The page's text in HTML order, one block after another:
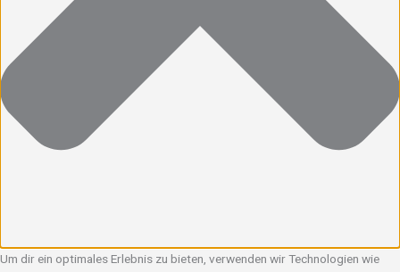
Um dir ein optimales Erlebnis zu bieten, verwenden wir Technologien wie